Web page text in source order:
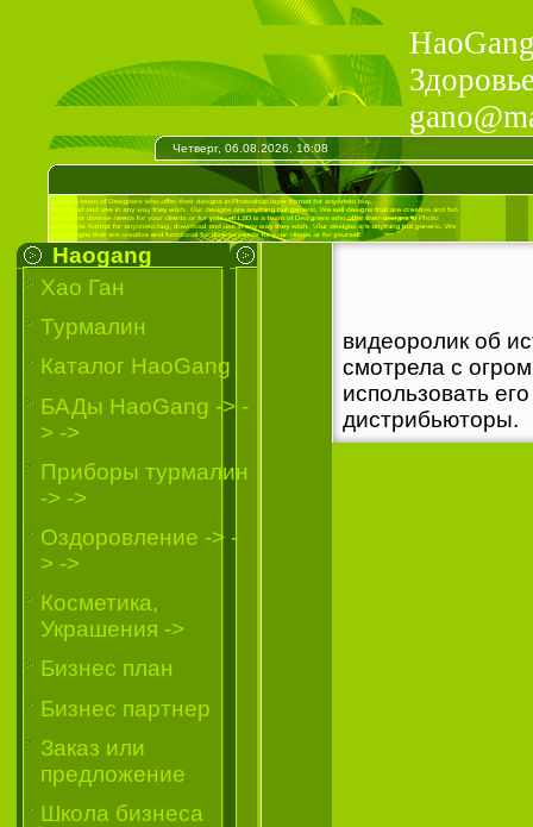
Четверг, 06.08.2026, 16:08
Haogang
Хао Ган
Турмалин
Каталог HaoGang
БАДы HaoGang -> -
> ->
Приборы турмалин
-> ->
Oздоровление -> -
> ->
Косметика,
Украшения ->
Бизнес план
Бизнес партнер
Заказ или
предложение
Школа бизнеса
видеоролик об
смотрела с
использовать
дистрибьюторы.